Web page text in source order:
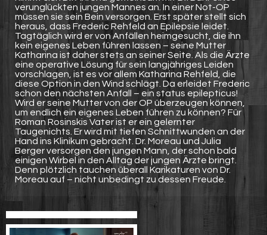
verunglückten jungen Mannes an. In einer Not-OP
müssen sie sein Bein versorgen. Erst später stellt sich
heraus, dass Frederic Rehfeld an Epilepsie leidet.
Tagtäglich wird er von Anfällen heimgesucht, die ihn
kein eigenes Leben führen lassen – seine Mutter
Katharina ist daher stets an seiner Seite. Als die Ärzte
eine operative Lösung für sein langjähriges Leiden
vorschlagen, ist es vor allem Katharina Rehfeld, die
diese Option in den Wind schlägt. Da erleidet Frederic
schon den nächsten Anfall – ein status epilepticus!
Wird er seine Mutter von der OP überzeugen können,
um endlich ein eigenes Leben führen zu können? Für
Roman Rosinskis Vater ist er ein gelernter
Taugenichts. Er wird mit tiefen Schnittwunden an der
Hand ins Klinikum gebracht. Dr. Moreau und Julia
Berger versorgen den jungen Mann, der schon bald
einigen Wirbel in den Alltag der jungen Ärzte bringt.
Denn plötzlich tauchen überall Karikaturen von Dr.
Moreau auf – nicht unbedingt zu dessen Freude.